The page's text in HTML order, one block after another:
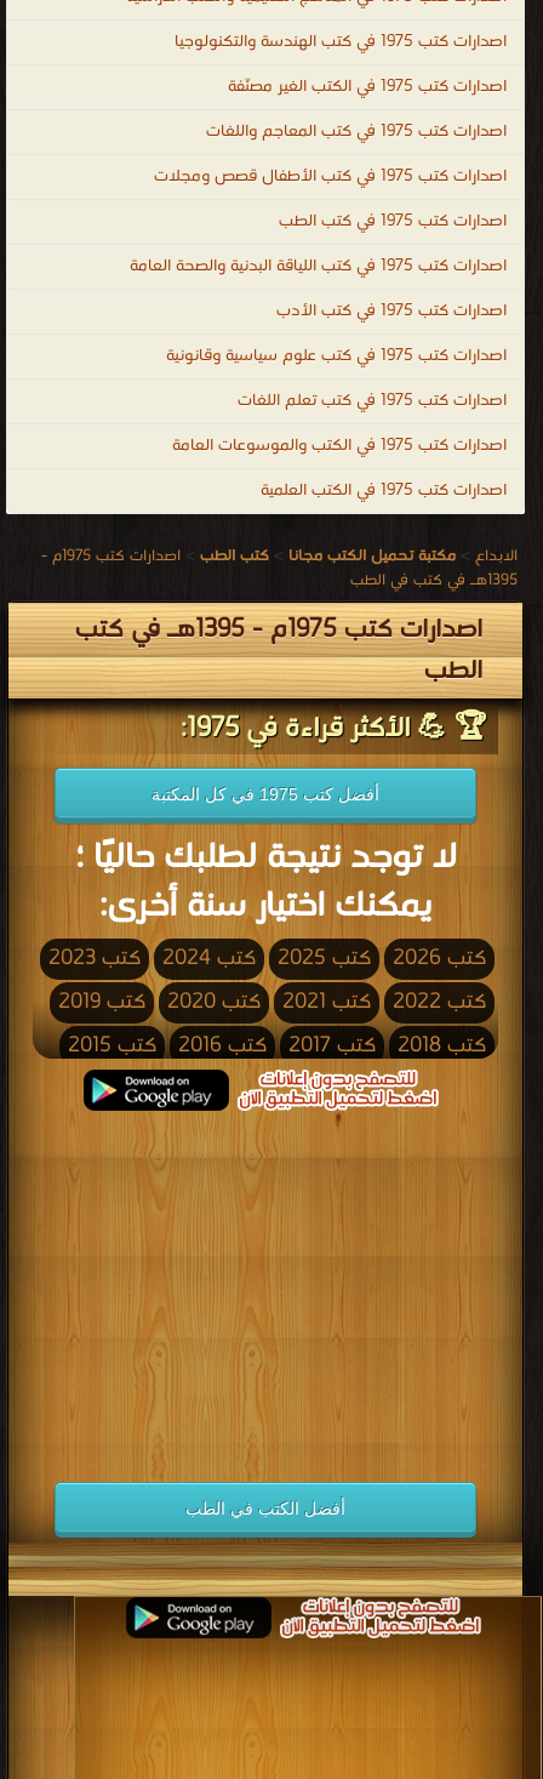
اصدارات كتب 1975 في كتب الهندسة والتكنولوجيا
اصدارات كتب 1975 في الكتب الغير مصنّفة
اصدارات كتب 1975 في كتب المعاجم واللغات
اصدارات كتب 1975 في كتب الأطفال قصص ومجلات
اصدارات كتب 1975 في كتب الطب
اصدارات كتب 1975 في كتب اللياقة البدنية والصحة العامة
اصدارات كتب 1975 في كتب الأدب
اصدارات كتب 1975 في كتب علوم سياسية وقانونية
اصدارات كتب 1975 في كتب تعلم اللغات
اصدارات كتب 1975 في الكتب والموسوعات العامة
اصدارات كتب 1975 في الكتب العلمية
الابداع > مكتبة تحميل الكتب مجانا > كتب الطب >
اصدارات كتب 1975م -
1395هـ في كتب في الطب
اصدارات كتب 1975م - 1395هـ في كتب
الطب
🏆 💪 الأكثر قراءة في 1975:
أفضل كتب 1975 في كل المكتبة
لا توجد نتيجة لطلبك حاليًا ؛
يمكنك اختيار سنة أخرى:
كتب 2026 كتب 2025 كتب 2024
كتب 2023
كتب 2022
كتب 2021 كتب 2020
كتب 2019
كتب 2018
كتب 2017 كتب 2016
كتب 2015
كتب 2013 كتب 2012
كتب 2011
كتب 2009 كتب 2008
كتب 2006
كتب 2005 كتب 2004
كتب 2003
كتب 2000
كتب 1992
كتب 1991
كتب 1990
كتب 1989 كتب 1988
كتب 1987
كتب 1984
كتب 1983
كتب 1980
كتب 1979
كتب 1978
كتب 1977 كتب 1976
كتب 1975
كتب 1974
كتب 1973 كتب 1972
كتب 1971
كتب 1970
كتب 1969 كتب 1968
كتب 1967
كتب 1966
كتب 1965 كتب 1964
كتب 1963
كتب 1962
كتب 1961 كتب 1960
كتب 1959
كتب 1957
كتب 1952
كتب 1951
أفضل الكتب في الطب